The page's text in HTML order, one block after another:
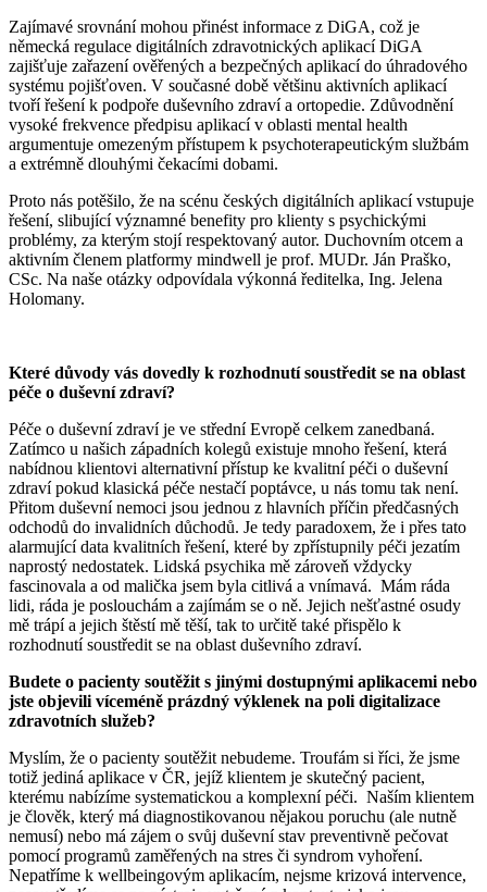
Zajímavé srovnání mohou přinést informace z DiGA, což je
německá regulace digitálních zdravotnických aplikací DiGA
zajišťuje zařazení ověřených a bezpečných aplikací do úhradového
systému pojišťoven. V současné době většinu aktivních aplikací
tvoří řešení k podpoře duševního zdraví a ortopedie. Zdůvodnění
vysoké frekvence předpisu aplikací v oblasti mental health
argumentuje omezeným přístupem k psychoterapeutickým službám
a extrémně dlouhými čekacími dobami.
Proto nás potěšilo, že na scénu českých digitálních aplikací vstupuje
řešení, slibující významné benefity pro klienty s psychickými
problémy, za kterým stojí respektovaný autor. Duchovním otcem a
aktivním členem platformy mindwell je prof. MUDr. Ján Praško,
CSc. Na naše otázky odpovídala výkonná ředitelka, Ing. Jelena
Holomany.
Které důvody vás dovedly k rozhodnutí soustředit se na oblast
péče o duševní zdraví?
Péče o duševní zdraví je ve střední Evropě celkem zanedbaná.
Zatímco u našich západních kolegů existuje mnoho řešení, která
nabídnou klientovi alternativní přístup ke kvalitní péči o duševní
zdraví pokud klasická péče nestačí poptávce, u nás tomu tak není.
Přitom duševní nemoci jsou jednou z hlavních příčin předčasných
odchodů do invalidních důchodů. Je tedy paradoxem, že i přes tato
alarmující data kvalitních řešení, které by zpřístupnily péči jezatím
naprostý nedostatek. Lidská psychika mě zároveň vždycky
fascinovala a od malička jsem byla citlivá a vnímavá. Mám ráda
lidi, ráda je poslouchám a zajímám se o ně. Jejich nešťastné osudy
mě trápí a jejich štěstí mě těší, tak to určitě také přispělo k
rozhodnutí soustředit se na oblast duševního zdraví.
Budete o pacienty soutěžit s jinými dostupnými aplikacemi nebo
jste objevili víceméně prázdný výklenek na poli digitalizace
zdravotních služeb?
Myslím, že o pacienty soutěžit nebudeme. Troufám si říci, že jsme
totiž jediná aplikace v ČR, jejíž klientem je skutečný pacient,
kterému nabízíme systematickou a komplexní péči. Naším klientem
je člověk, který má diagnostikovanou nějakou poruchu (ale nutně
nemusí) nebo má zájem o svůj duševní stav preventivně pečovat
pomocí programů zaměřených na stres či syndrom vyhoření.
Nepatříme k wellbeingovým aplikacím, nejsme krizová intervence,